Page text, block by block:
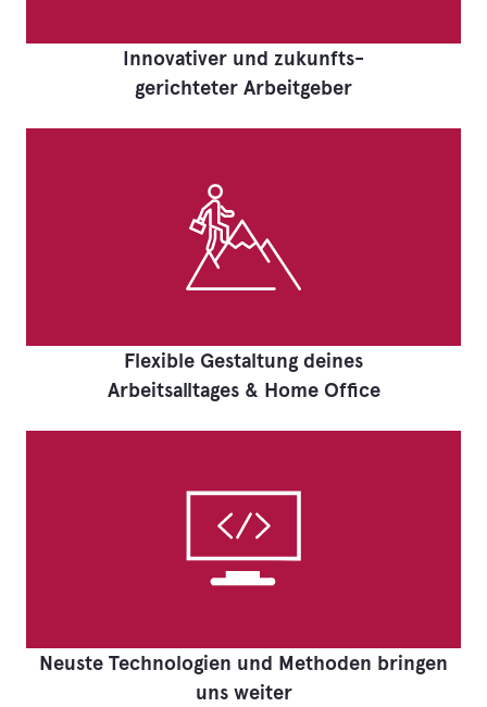
Innovativer und zukunfts-
gerichteter Arbeitgeber
Flexible Gestaltung deines
Arbeitsalltages & Home Office
Neuste Technologien und Methoden bringen
uns weiter